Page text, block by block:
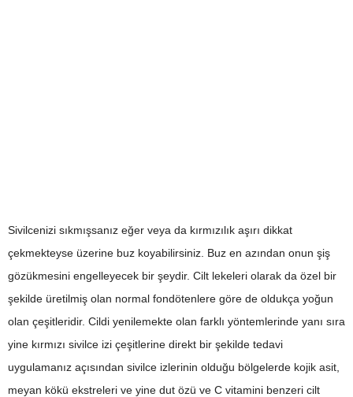
Sivilcenizi sıkmışsanız eğer veya da kırmızılık aşırı dikkat
çekmekteyse üzerine buz koyabilirsiniz. Buz en azından onun şiş
gözükmesini engelleyecek bir şeydir. Cilt lekeleri olarak da özel bir
şekilde üretilmiş olan normal fondötenlere göre de oldukça yoğun
olan çeşitleridir. Cildi yenilemekte olan farklı yöntemlerinde yanı sıra
yine kırmızı sivilce izi çeşitlerine direkt bir şekilde tedavi
uygulamanız açısından sivilce izlerinin olduğu bölgelerde kojik asit,
meyan kökü ekstreleri ve yine dut özü ve C vitamini benzeri cilt